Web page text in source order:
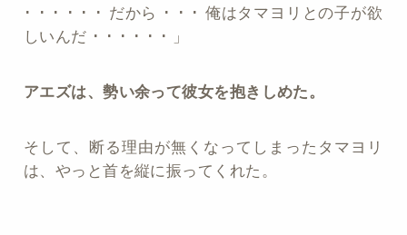
･ ･ ･ ･ ･ ･ だから ･ ･ ･ 俺はタマヨリとの子が欲
しいんだ ･ ･ ･ ･ ･ ･ 」
アエズは、勢い余って彼女を抱きしめた。
そして、断る理由が無くなってしまったタマヨリ
は、やっと首を縦に振ってくれた。